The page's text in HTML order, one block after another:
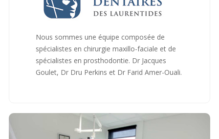
Nous sommes une équipe composée de
spécialistes en chirurgie maxillo-faciale et de
spécialistes en prosthodontie. Dr Jacques
Goulet, Dr Dru Perkins et Dr Farid Amer-Ouali.